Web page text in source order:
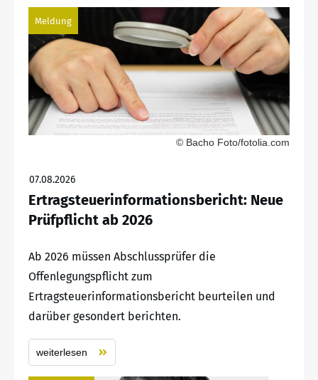
Meldung
© Bacho Foto/fotolia.com
07.08.2026
Ertragsteuerinformationsbericht: Neue
Prüfpflicht ab 2026
Ab 2026 müssen Abschlussprüfer die
Offenlegungspflicht zum
Ertragsteuerinformationsbericht beurteilen und
darüber gesondert berichten.
weiterlesen